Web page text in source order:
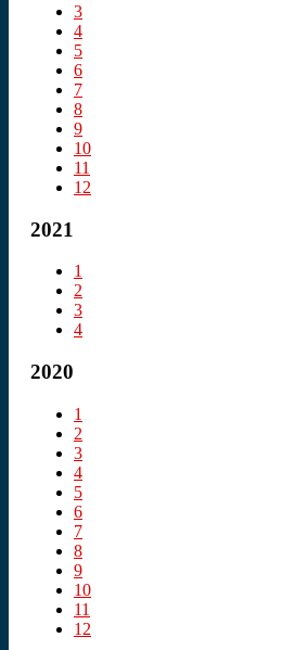
3
4
5
6
7
8
9
10
11
12
2021
1
2
3
4
2020
1
2
3
4
5
6
7
8
9
10
11
12